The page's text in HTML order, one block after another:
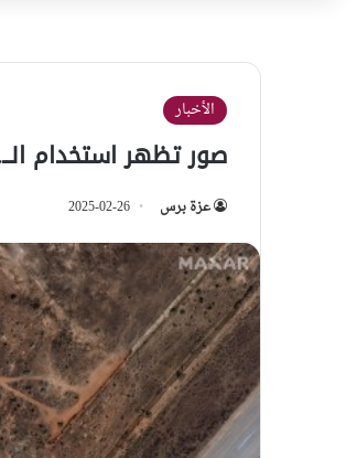
الأخبار
صور تظهر استخدام
عزة برس 2025-02-26